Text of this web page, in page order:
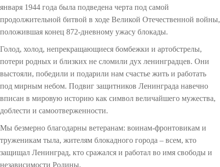
января 1944 года была подведена черта под самой
продолжительной битвой в ходе Великой Отечественной войны,
положившая конец 872-дневному ужасу блокады.
Голод, холод, непрекращающиеся бомбежки и артобстрелы,
потери родных и близких не сломили дух ленинградцев. Они
выстояли, победили и подарили нам счастье жить и работать
под мирным небом. Подвиг защитников Ленинграда навечно
вписан в мировую историю как символ величайшего мужества,
доблести и самоотверженности.
Мы безмерно благодарны ветеранам: воинам-фронтовикам и
труженикам тыла, жителям блокадного города – всем, кто
защищал Ленинград, кто сражался и работал во имя свободы и
независимости Родины.